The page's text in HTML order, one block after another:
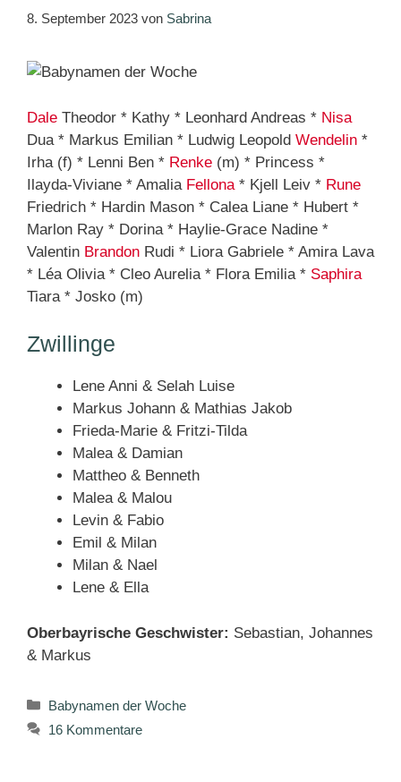
8. September 2023 von Sabrina
Dale Theodor * Kathy * Leonhard Andreas * Nisa
Dua * Markus Emilian * Ludwig Leopold Wendelin *
Irha (f) * Lenni Ben * Renke (m) * Princess *
Ilayda-Viviane * Amalia Fellona * Kjell Leiv * Rune
Friedrich * Hardin Mason * Calea Liane * Hubert *
Marlon Ray * Dorina * Haylie-Grace Nadine *
Valentin Brandon Rudi * Liora Gabriele * Amira Lava
* Léa Olivia * Cleo Aurelia * Flora Emilia * Saphira
Tiara * Josko (m)
Zwillinge
Lene Anni & Selah Luise
Markus Johann & Mathias Jakob
Frieda-Marie & Fritzi-Tilda
Malea & Damian
Mattheo & Benneth
Malea & Malou
Levin & Fabio
Emil & Milan
Milan & Nael
Lene & Ella
Oberbayrische Geschwister: Sebastian, Johannes
& Markus
Kategorien
Babynamen der Woche
16 Kommentare